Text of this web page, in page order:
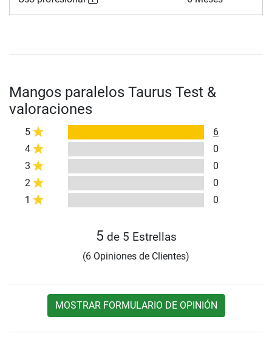
Mangos paralelos Taurus Test &
valoraciones
5
6
4
0
3
0
2
0
1
0
5 de 5 Estrellas
(6 Opiniones de Clientes)
MOSTRAR FORMULARIO DE OPINIÓN